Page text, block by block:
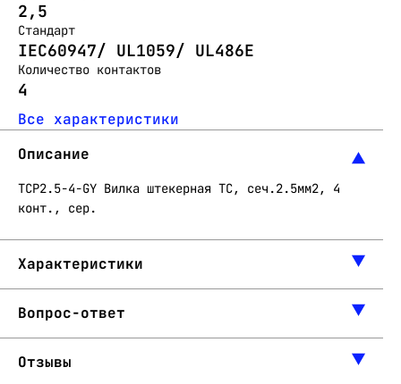
2,5
Стандарт
IEC60947/ UL1059/ UL486E
Количество контактов
4
Все характеристики
Описание
TCP2.5-4-GY Вилка штекерная ТC, сеч.2.5мм2, 4
конт., сер.
Характеристики
Вопрос-ответ
Отзывы